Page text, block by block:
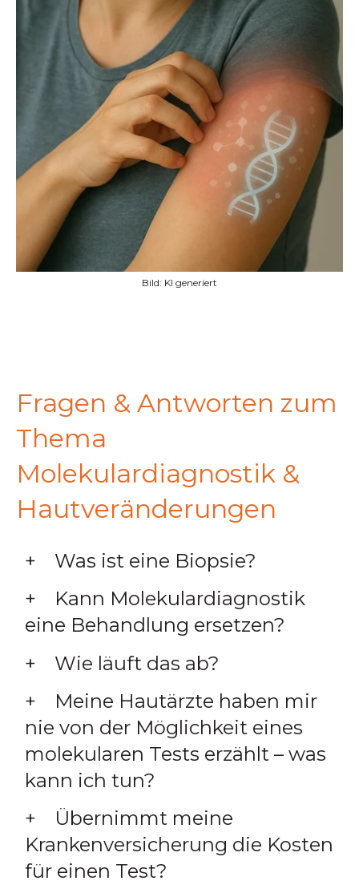
Bild: KI generiert
Fragen & Antworten zum
Thema
Molekulardiagnostik &
Hautveränderungen
Was ist eine Biopsie?
Kann Molekulardiagnostik
eine Behandlung ersetzen?
Wie läuft das ab?
Meine Hautärzte haben mir
nie von der Möglichkeit eines
molekularen Tests erzählt – was
kann ich tun?
Übernimmt meine
Krankenversicherung die Kosten
für einen Test?